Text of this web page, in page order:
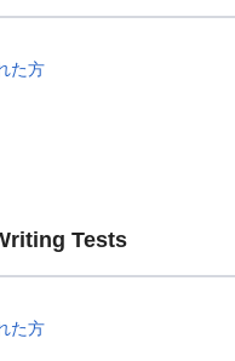
た方
Tests
た方